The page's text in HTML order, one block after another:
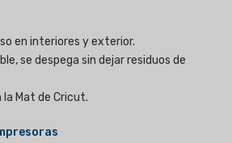
en interiores y exterior.
se despega sin dejar residuos de
Mat de Cricut.